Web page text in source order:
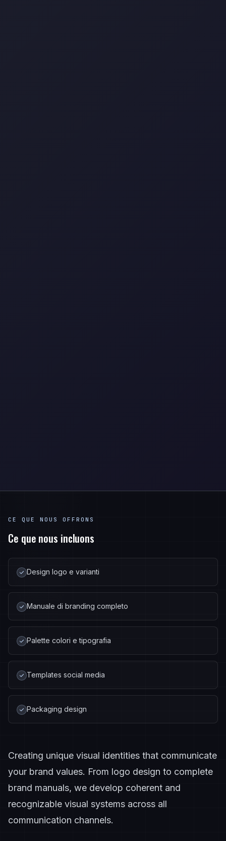
CE QUE NOUS OFFRONS
Ce que nous incluons
Design logo e varianti
Manuale di branding completo
Palette colori e tipografia
Templates social media
Packaging design
Creating unique visual identities that communicate
your brand values. From logo design to complete
brand manuals, we develop coherent and
recognizable visual systems across all
communication channels.